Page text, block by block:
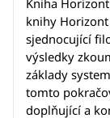
knihy
sjednocující
výsledky
základy
tomto
doplňující a